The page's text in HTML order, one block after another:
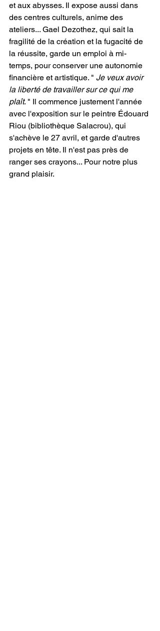
et aux abysses. Il expose aussi dans
des centres culturels, anime des
ateliers... Gael Dezothez, qui sait la
fragilité de la création et la fugacité de
la réussite, garde un emploi à mi-
temps, pour conserver une autonomie
financière et artistique. " Je veux avoir
la liberté de travailler sur ce qui me
plaît. " Il commence justement l'année
avec l'exposition sur le peintre Édouard
Riou (bibliothèque Salacrou), qui
s'achève le 27 avril, et garde d'autres
projets en tête. Il n'est pas près de
ranger ses crayons... Pour notre plus
grand plaisir.